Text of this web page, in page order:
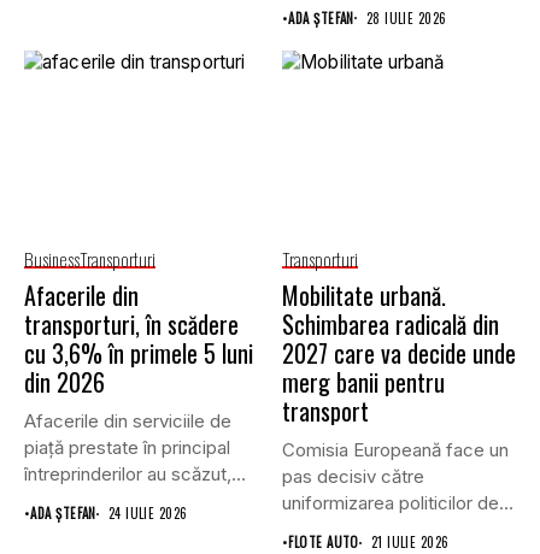
•ADA ȘTEFAN 28 IULIE 2026
BusinessTransporturi
Afacerile din
transporturi, în scădere
cu 3,6% în primele 5 luni
din 2026
Afacerile din serviciile de
piaţă prestate în principal
întreprinderilor au scăzut,
în...
•ADA ȘTEFAN 24 IULIE 2026
Transporturi
Mobilitate urbană.
Schimbarea radicală din
2027 care va decide unde
merg banii pentru
transport
Comisia Europeană face un
pas decisiv către
uniformizarea politicilor de
transport prin...
•FLOTE AUTO 21 IULIE 2026